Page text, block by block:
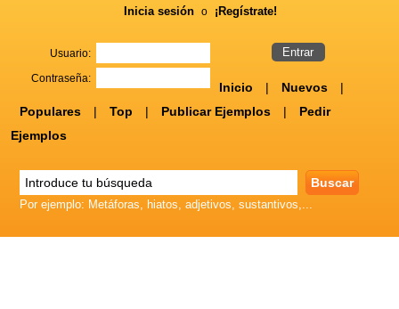
Inicia sesión o ¡Regístrate!
Usuario:
Contraseña:
Inicio | Nuevos
|
Populares
| Top | Publicar Ejemplos |
Pedir
Ejemplos
Por ejemplo: Metáforas, hiatos, adjetivos, sustantivos,...